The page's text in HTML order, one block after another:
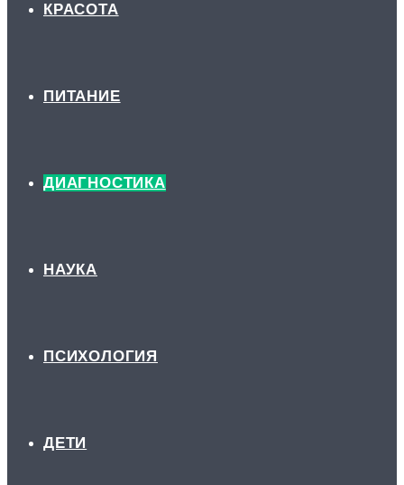
КРАСОТА
ПИТАНИЕ
ДИАГНОСТИКА
НАУКА
ПСИХОЛОГИЯ
ДЕТИ